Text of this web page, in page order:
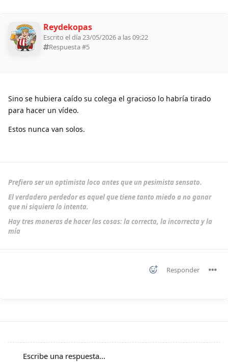
Reydekopas
Escrito el día 23/05/2026 a las 09:22
Respuesta #5
Sino se hubiera caído su colega el gracioso lo habría tirado
para hacer un vídeo.
Estos nunca van solos.
Prefiero ser un optimista loco antes que un pesimista sensato.
El verdadero perdedor es aquel que tiene tanto miedo a no ganar
que ni siquiera lo intenta.
Hay tres maneras de hacer las cosas: la correcta, la incorrecta y la
mía
Responder
Escribe una respuesta...